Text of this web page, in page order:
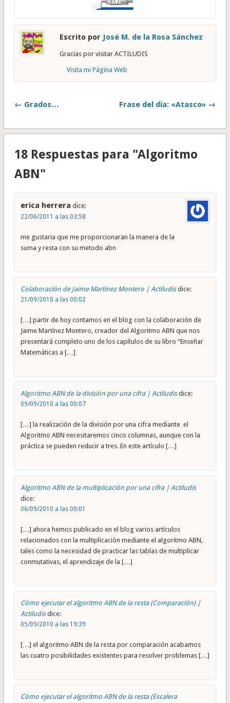
Escrito por José M. de la Rosa Sánchez
Gracias por visitar ACTILUDIS
Visita mi Página Web
← Grados… Frase del día: «Atasco» →
18 Respuestas para "Algoritmo
ABN"
erica herrera dice:
22/06/2011 a las 03:58
me gustaria que me proporcionaran la manera de la
suma y resta con su metodo abn
Colaboración de Jaime Martínez Montero | Actiludis dice:
21/09/2010 a las 00:02
[…] partir de hoy contamos en el blog con la colaboración de
Jaime Martínez Montero, creador del Algoritmo ABN que nos
presentará completo uno de los capítulos de su libro “Enseñar
Matemáticas a […]
Algoritmo ABN de la división por una cifra | Actiludis dice:
09/09/2010 a las 00:07
[…] la realización de la división por una cifra mediante el
Algoritmo ABN necesitaremos cinco columnas, aunque con la
práctica se pueden reducir a tres. En este artículo […]
Algoritmo ABN de la multiplicación por una cifra | Actiludis
dice:
06/09/2010 a las 00:01
[…] ahora hemos publicado en el blog varios artículos
relacionados con la multiplicación mediante el algoritmo ABN,
tales como la necesidad de practicar las tablas de multiplicar
conmutativas, el aprendizaje de la […]
Cómo ejecutar el algoritmo ABN de la resta (Comparación) |
Actiludis dice:
05/09/2010 a las 19:39
[…] el algoritmo ABN de la resta por comparación acabamos
las cuatro posibilidades existentes para resolver problemas […]
Cómo ejecutar el algoritmo ABN de la resta (Escalera